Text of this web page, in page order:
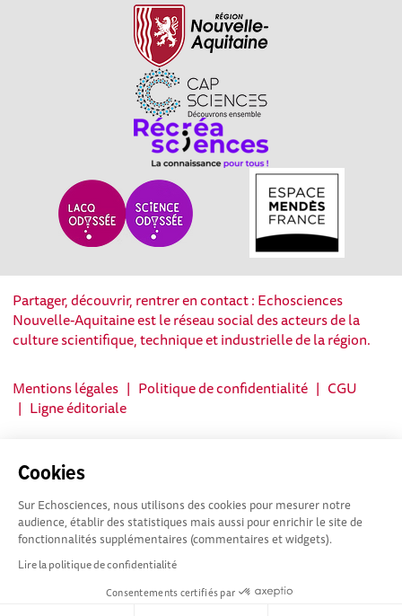
Cookies
Sur Echosciences, nous utilisons des cookies pour mesurer notre
audience, établir des statistiques mais aussi pour enrichir le site de
fonctionnalités supplémentaires (commentaires et widgets).
Lire la politique de confidentialité
Consentements certifiés par
Partager, découvrir, rentrer en contact : Echosciences
Nouvelle-Aquitaine est le réseau social des acteurs de la
culture scientifique, technique et industrielle de la région.
Mentions légales | Politique de confidentialité | CGU
| Ligne éditoriale